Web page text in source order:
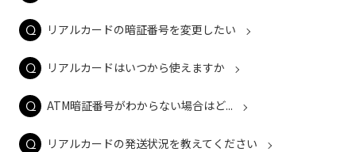
リアルカードの暗証番号を変更したい
リアルカードはいつから使えますか
ATM暗証番号がわからない場合はど...
リアルカードの発送状況を教えてください